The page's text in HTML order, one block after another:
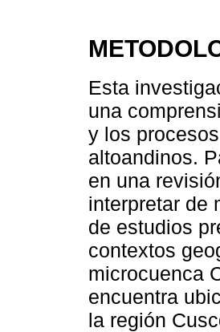
Esta
una
y los
altoandinos.
en una
interpretar de
de estudios
contextos
microcuenca
encuentra
la región